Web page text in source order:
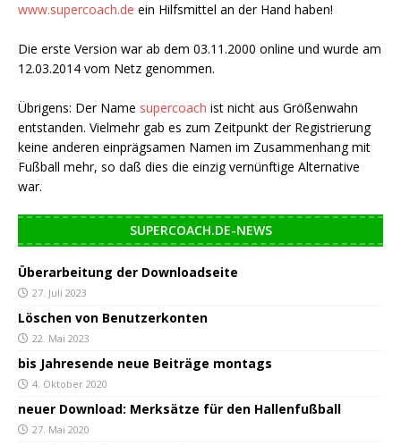
www.supercoach.de ein Hilfsmittel an der Hand haben!
Die erste Version war ab dem 03.11.2000 online und wurde am
12.03.2014 vom Netz genommen.
Übrigens: Der Name supercoach ist nicht aus Größenwahn
entstanden. Vielmehr gab es zum Zeitpunkt der Registrierung
keine anderen einprägsamen Namen im Zusammenhang mit
Fußball mehr, so daß dies die einzig vernünftige Alternative
war.
SUPERCOACH.DE-NEWS
Überarbeitung der Downloadseite
27. Juli 2023
Löschen von Benutzerkonten
22. Mai 2023
bis Jahresende neue Beiträge montags
4. Oktober 2020
neuer Download: Merksätze für den Hallenfußball
27. Mai 2020